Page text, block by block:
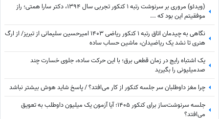
(ویدئو) مروری بر سرنوشت رتبه 1 کنکور تجربی سال 1394، دکتر سارا همتی؛ راز
موفقیتم این بود که ...
نگاهی به چیدمان اتاق رتبه 1 کنکور ریاضی 1403 امیرحسین سلیمانی از تبریز/ از ارگ
هنری تا نشد یک ریاضیدان، ماشین حساب ساده
یک اشتباه رایج در زمان قطعی برق؛ با این حرکت ساده، جلوی خسارت چند
صدمیلیونی را بگیرید
چرا مغز داوطلبان سر جلسه کنکور از کار می‌افتد؟ / پاسخ شاید هوش بیشتر نباشد
جلسه سرنوشت‌ساز برای کنکور 1405؛ آیا آزمون یک میلیون داوطلب به تعویق
می‌افتد؟